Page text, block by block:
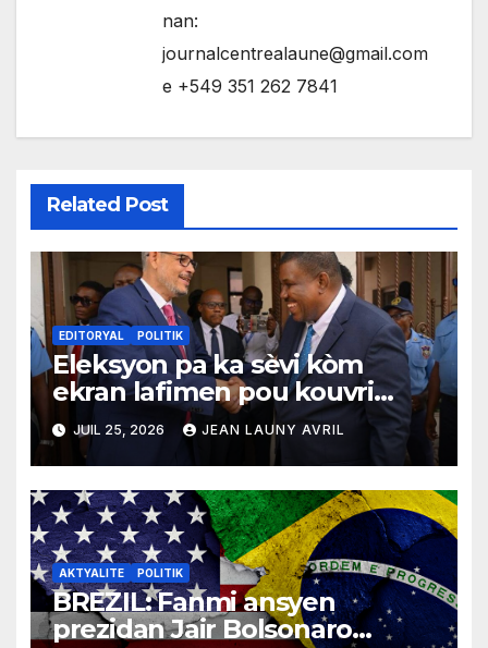
nan:
journalcentrealaune@gmail.com
e +549 351 262 7841
Related Post
EDITORYAL POLITIK
Eleksyon pa ka sèvi kòm
ekran lafimen pou kouvri
echèk tranzisyon an
JUIL 25, 2026 JEAN LAUNY AVRIL
AKTYALITE POLITIK
BREZIL: Fanmi ansyen
prezidan Jair Bolsonaro